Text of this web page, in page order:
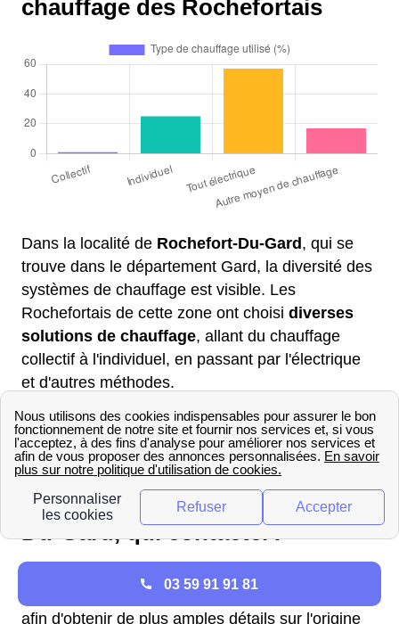
chauffage des Rochefortais
Dans la localité de Rochefort-Du-Gard , qui se
trouve dans le département Gard, la diversité des
systèmes de chauffage est visible. Les
Rochefortais de cette zone ont choisi diverses
solutions de chauffage, allant du chauffage
collectif à l'individuel, en passant par l'électrique
et d'autres méthodes.
Service client EDF à Rochefort-
Du-Gard : Tous les contacts
Urgence électricité à Rochefort-
Du-Gard, qui contacter?
afin d'obtenir de plus amples détails sur l'origine
03 59 91 91 81